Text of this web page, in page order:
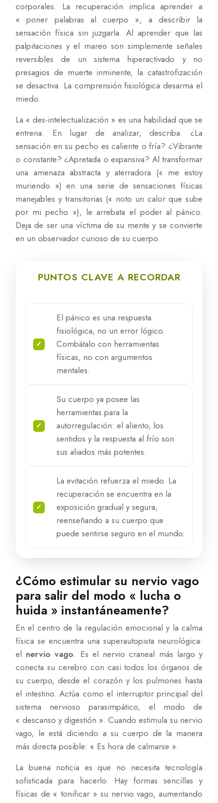
corporales. La recuperación implica aprender a
« poner palabras al cuerpo », a describir la
sensación física sin juzgarla. Al aprender que las
palpitaciones y el mareo son simplemente señales
reversibles de un sistema hiperactivado y no
presagios de muerte inminente, la catastrofización
se desactiva. La comprensión fisiológica desarma el
miedo.
La « des-intelectualización » es una habilidad que se
entrena. En lugar de analizar, describa. ¿La
sensación en su pecho es caliente o fría? ¿Vibrante
o constante? ¿Apretada o expansiva? Al transformar
una amenaza abstracta y aterradora (« me estoy
muriendo ») en una serie de sensaciones físicas
manejables y transitorias (« noto un calor que sube
por mi pecho »), le arrebata el poder al pánico.
Deja de ser una víctima de su mente y se convierte
en un observador curioso de su cuerpo.
PUNTOS CLAVE A RECORDAR
El pánico es una respuesta
fisiológica, no un error lógico.
Combátalo con herramientas
físicas, no con argumentos
mentales.
Su cuerpo ya posee las
herramientas para la
autorregulación: el aliento, los
sentidos y la respuesta al frío son
sus aliados más potentes.
La evitación refuerza el miedo. La
recuperación se encuentra en la
exposición gradual y segura,
reenseñando a su cuerpo que
puede sentirse seguro en el mundo.
¿Cómo estimular su nervio vago
para salir del modo « lucha o
huida » instantáneamente?
En el centro de la regulación emocional y la calma
física se encuentra una superautopista neurológica:
el nervio vago. Es el nervio craneal más largo y
conecta su cerebro con casi todos los órganos de
su cuerpo, desde el corazón y los pulmones hasta
el intestino. Actúa como el interruptor principal del
sistema nervioso parasimpático, el modo de
« descanso y digestión ». Cuando estimula su nervio
vago, le está diciendo a su cuerpo de la manera
más directa posible: « Es hora de calmarse ».
La buena noticia es que no necesita tecnología
sofisticada para hacerlo. Hay formas sencillas y
físicas de « tonificar » su nervio vago, aumentando